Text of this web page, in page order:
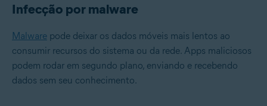
Infecção por malware
Malware pode deixar os dados móveis mais lentos ao
consumir recursos do sistema ou da rede. Apps maliciosos
podem rodar em segundo plano, enviando e recebendo
dados sem seu conhecimento.